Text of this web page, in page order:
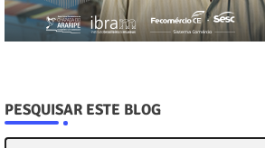
PESQUISAR ESTE BLOG